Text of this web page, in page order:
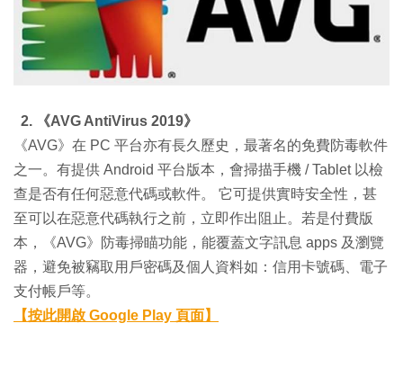
2. 《AVG AntiVirus 2019》
《AVG》在 PC 平台亦有長久歷史，最著名的免費防毒軟件
之一。有提供 Android 平台版本，會掃描手機 / Tablet 以檢
查是否有任何惡意代碼或軟件。 它可提供實時安全性，甚
至可以在惡意代碼執行之前，立即作出阻止。若是付費版
本，《AVG》防毒掃瞄功能，能覆蓋文字訊息 apps 及瀏覽
器，避免被竊取用戶密碼及個人資料如：信用卡號碼、電子
支付帳戶等。
【按此開啟 Google Play 頁面】